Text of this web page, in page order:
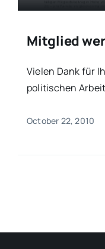
Mitglied
Vielen Dank für
politischen
October 22, 2010